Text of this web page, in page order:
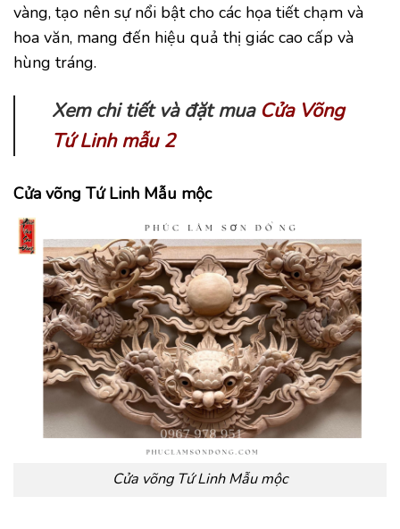
vàng, tạo nên sự nổi bật cho các họa tiết chạm và
hoa văn, mang đến hiệu quả thị giác cao cấp và
hùng tráng.
Xem chi tiết và đặt mua Cửa Võng
Tứ Linh mẫu 2
Cửa võng Tứ Linh Mẫu mộc
Cửa võng Tứ Linh Mẫu mộc